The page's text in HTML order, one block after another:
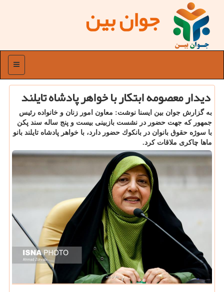
جوان بین
منو
دیدار معصومه ابتكار با خواهر پادشاه تایلند
به گزارش جوان بین ایسنا نوشت: معاون امور زنان و خانواده رئیس
جمهور كه جهت حضور در نشست بازبینی بیست و پنج ساله سند پكن
با سوژه حقوق بانوان در بانكوك حضور دارد، با خواهر پادشاه تایلند بانو
ماها چاكری ملاقات كرد.